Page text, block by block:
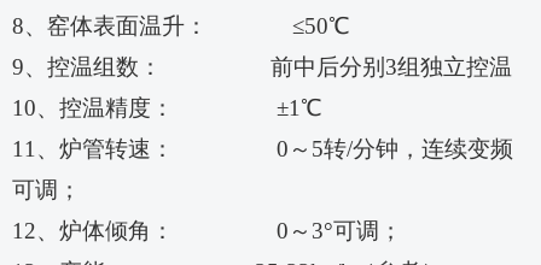
8、 窑体表面温升 ： ≤50℃
9、 控温组数： 前中后分别 3组独立控温
10、控温精度： ±1℃
11、炉管转速： 0～5转/分钟，连续变频
可调；
12、炉体倾角： 0～ 3°可调；